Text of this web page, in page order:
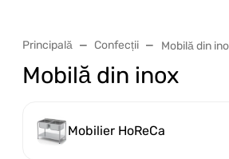
Principală Confecții Mobilă din
Mobilă din inox
Mobilier HoReCa